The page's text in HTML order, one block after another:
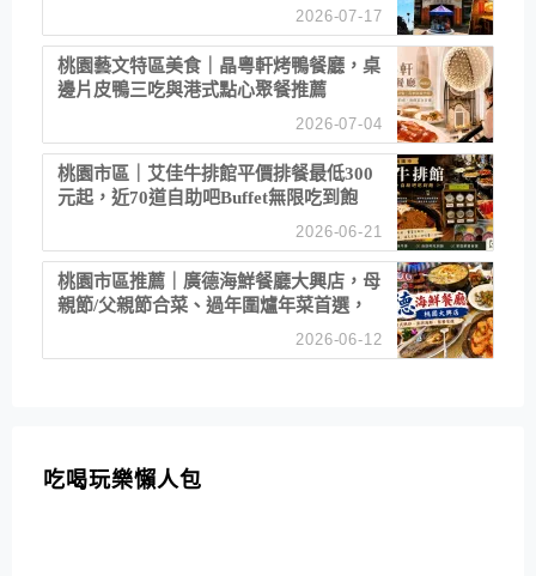
2026-07-17
桃園藝文特區美食｜晶粵軒烤鴨餐廳，桌
邊片皮鴨三吃與港式點心聚餐推薦
2026-07-04
桃園市區｜艾佳牛排館平價排餐最低300
元起，近70道自助吧Buffet無限吃到飽
2026-06-21
桃園市區推薦｜廣德海鮮餐廳大興店，母
親節/父親節合菜、過年圍爐年菜首選，
2026-06-12
吃喝玩樂懶人包